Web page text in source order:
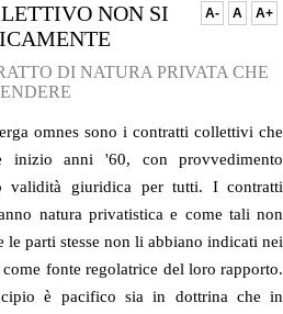
A- A A+
NON SI
DI NATURA PRIVATA CHE
omnes sono i contratti collettivi che
anni '60, con provvedimento
validità giuridica per tutti. I contratti
natura privatistica e come tali non
le parti stesse non li abbianoindicati nei
fonte regolatrice del loro rapporto.
è pacifico sia in dottrina che in